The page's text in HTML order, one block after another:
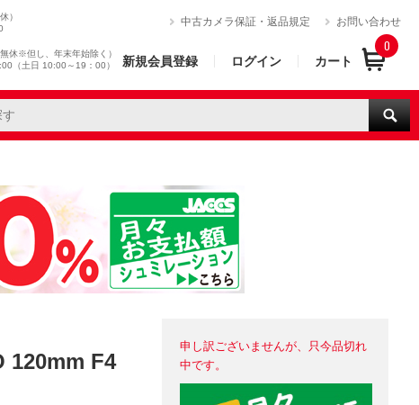
）
休※但し、年末年始除く）
（土日 10:00～19：00）
中古カメラ保証・返品規定 お問い合わせ
新規会員登録 ログイン カート
0
120mm F4
申し訳ございませんが、只今品切れ
中です。